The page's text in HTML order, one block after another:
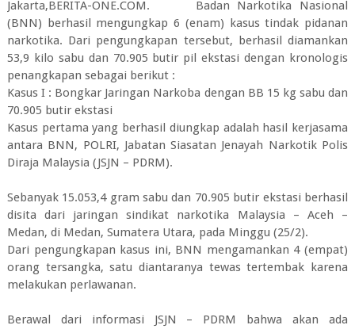
Jakarta,BERITA-ONE.COM. Badan Narkotika Nasional
(BNN) berhasil mengungkap 6 (enam) kasus tindak pidanan
narkotika. Dari pengungkapan tersebut, berhasil diamankan
53,9 kilo sabu dan 70.905 butir pil ekstasi dengan kronologis
penangkapan sebagai berikut :
Kasus I : Bongkar Jaringan Narkoba dengan BB 15 kg sabu dan
70.905 butir ekstasi
Kasus pertama yang berhasil diungkap adalah hasil kerjasama
antara BNN, POLRI, Jabatan Siasatan Jenayah Narkotik Polis
Diraja Malaysia (JSJN – PDRM).
Sebanyak 15.053,4 gram sabu dan 70.905 butir ekstasi berhasil
disita dari jaringan sindikat narkotika Malaysia – Aceh –
Medan, di Medan, Sumatera Utara, pada Minggu (25/2).
Dari pengungkapan kasus ini, BNN mengamankan 4 (empat)
orang tersangka, satu diantaranya tewas tertembak karena
melakukan perlawanan.
Berawal dari informasi JSJN – PDRM bahwa akan ada